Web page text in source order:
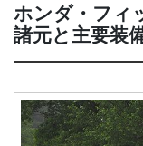
ホンダ・フィ
諸元と主要装